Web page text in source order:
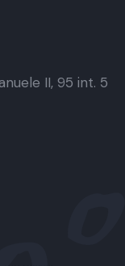
II, 95 int. 5